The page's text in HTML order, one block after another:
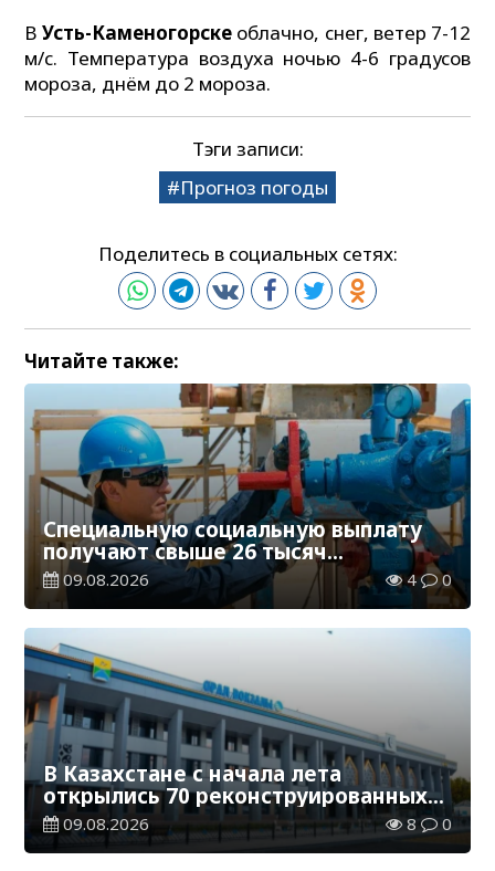
ВУсть-Каменогорске облачно, снег, ветер 7-12
м/с. Температура воздуха ночью 4-6 градусов
мороза, днём до 2 мороза.
Тэги записи:
Прогноз погоды
Поделитесь в социальных сетях:
Читайте также:
Специальную социальную выплату
получают свыше 26 тысяч
работников, занятых во вредных
условиях труда
09.08.2026 4 0
В Казахстане с начала лета
открылись 70 реконструированных
железнодорожных вокзалов
09.08.2026 8 0